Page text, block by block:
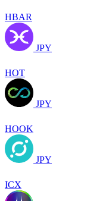
HBAR
JPY
HOT
JPY
HOOK
JPY
ICX